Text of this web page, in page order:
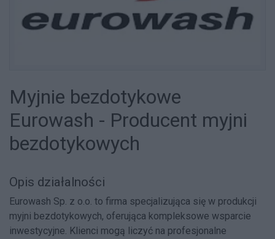
Myjnie bezdotykowe
Eurowash - Producent myjni
bezdotykowych
Opis działalności
Eurowash Sp. z o.o. to firma specjalizująca się w produkcji
myjni bezdotykowych, oferująca kompleksowe wsparcie
inwestycyjne. Klienci mogą liczyć na profesjonalne